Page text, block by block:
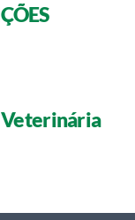
Veterinária